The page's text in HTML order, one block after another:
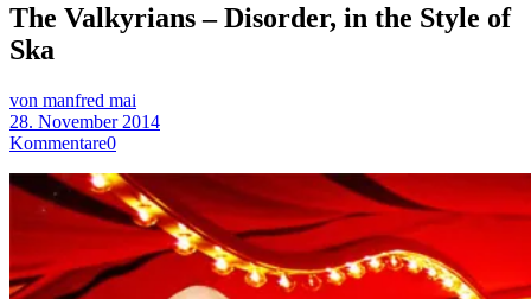
The Valkyrians – Disorder, in the Style of
Ska
von manfred mai
28. November 2014
Kommentare0